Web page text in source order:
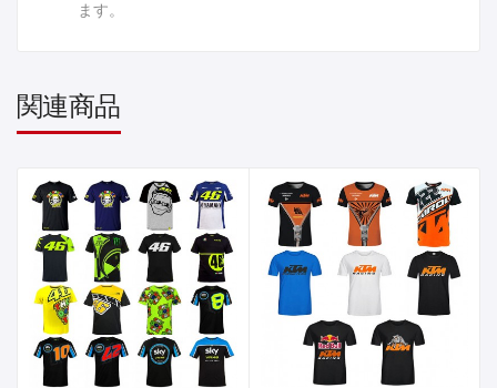
ます。
関連商品